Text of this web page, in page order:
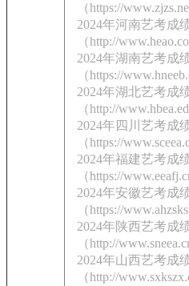
（https://
2024年河南艺考成
（http://
2024年湖南艺考成
（https://
2024年湖北艺考成
（http://
2024年四川艺考成
（https://
2024年福建艺考成
（https://
2024年安徽艺考成
（https://
2024年陕西艺考成
（http://
2024年山西艺考成
（http://